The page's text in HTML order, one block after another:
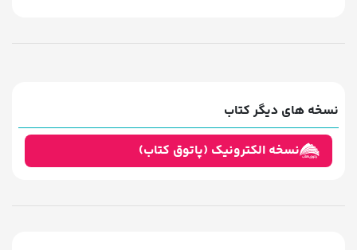
نسخه های دیگر کتاب
نسخه الکترونیک (پاتوق کتاب)